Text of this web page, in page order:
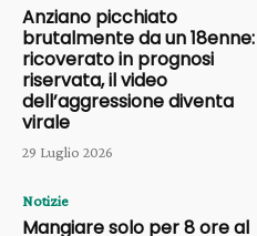
Anziano picchiato
brutalmente da un
ricoverato in prognosi
riservata, il video
dell’aggressione diventa
virale
29 Luglio 2026
Notizie
Mangiare solo per 8 ore al